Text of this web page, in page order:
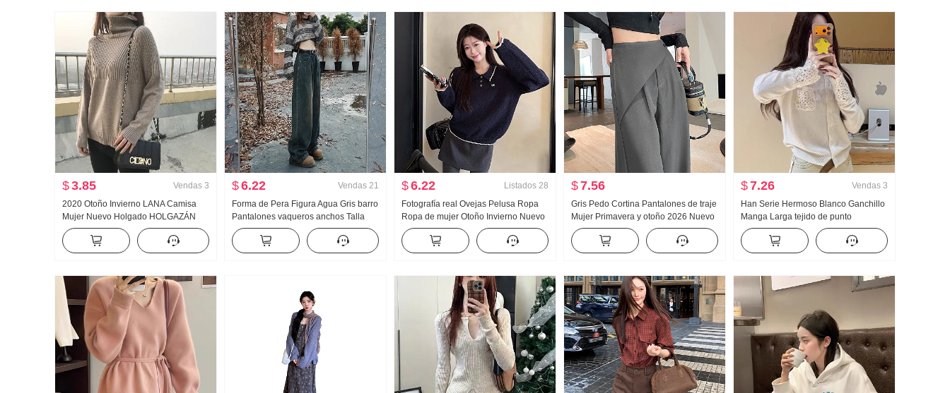
$3.85 Vendas 3
2020 Otoño Invierno LANA Camisa
Mujer Nuevo Holgado HOLGAZÁN
Lana tejido de punto Cuello alto Talla
grande Color sólido Acolchado Suéter
de fondo
$6.22 Vendas 21
Forma de Pera Figura Agua Gris barro
Pantalones vaqueros anchos Talla
grande Mujer Gordita Niña Cubierta ...
Adelgazante Talle alto Recto
Pantalones Invierno
$6.22 Listados 28
Fotografía real Ovejas Pelusa Ropa
Ropa de mujer Otoño Invierno Nuevo
Espina Bordado Holgado Vacío
Cuello polo Calor Suéter de punto
$7.56
Gris Pedo Cortina Pantalones de traje
Mujer Primavera y otoño 2026 Nuevo
Talle alto Vertical Sentido Casual
Directo Pantalones de pierna ancha
Hijo
$7.26 Vendas 3
Han Serie Hermoso Blanco Ganchillo
Manga Larga tejido de punto
Cárdigan Mujer Otoño e invierno
Diseño Sentido Suéter No Choque
Estilo Top